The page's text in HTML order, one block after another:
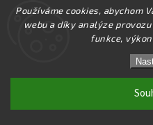
Používáme cookies, abychom
webu a díky analýze
funkce,
☀️Ve dnech 3-14.8 2026
DOVOLENÉ. Eshop zůstává
budeme zpracovávat v
pochopení.☀️
kapesni-
Upravit